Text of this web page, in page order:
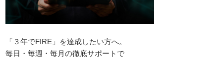
「３年でFIRE」を達成したい方へ。
毎日・毎週・毎月の徹底サポートで